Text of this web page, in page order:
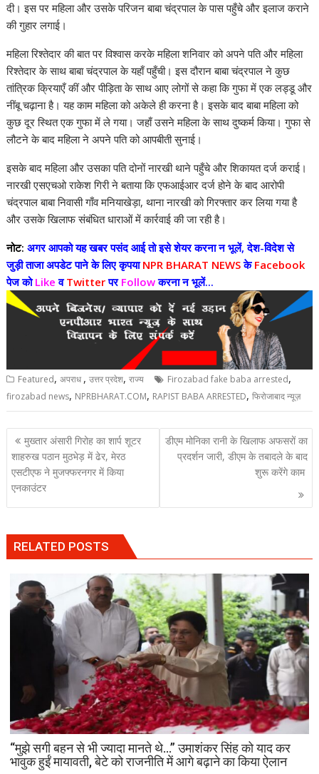
दी। इस पर महिला और उसके परिजन बाबा चंद्रपाल के पास पहुँचे और इलाज कराने
की गुहार लगाई।
महिला रिश्तेदार की बात पर विश्वास करके महिला शनिवार को अपने पति और महिला
रिश्तेदार के साथ बाबा चंद्रपाल के यहाँ पहुँची। इस दौरान बाबा चंद्रपाल ने कुछ
तांत्रिक क्रियाएँ कीं और पीड़िता के साथ आए लोगों से कहा कि गुफा में एक लड्डू और
नींबू चढ़ाना है। यह काम महिला को अकेले ही करना है। इसके बाद बाबा महिला को
कुछ दूर स्थित एक गुफा में ले गया। जहाँ उसने महिला के साथ दुष्कर्म किया। गुफा से
लौटने के बाद महिला ने अपने पति को आपबीती सुनाई।
इसके बाद महिला और उसका पति दोनों नारखी थाने पहुँचे और शिकायत दर्ज कराई।
नारखी एसएचओ राकेश गिरी ने बताया कि एफआईआर दर्ज होने के बाद आरोपी
चंद्रपाल बाबा निवासी गाँव मनियाखेड़ा, थाना नारखी को गिरफ्तार कर लिया गया है
और उसके खिलाफ संबंधित धाराओं में कार्रवाई की जा रही है।
नोट: अगर आपको यह खबर पसंद आई तो इसे शेयर करना न भूलें, देश-विदेश से
जुड़ी ताजा अपडेट पाने के लिए कृपयाNPR BHARAT NEWSके Facebook
पेज कोLike वTwitterपर Followकरना न भूलें...
Featured,अपराध ,उत्तर प्रदेश,राज्य Firozabad fake baba arrested,
firozabad news, NPRBHARAT.COM, RAPIST BABA ARRESTED,फिरोजाबाद न्यूज़
Post
navigation
मुख्तार अंसारी गिरोह का शार्प शूटर
शाहरुख पठान मुठभेड़ में ढेर, मेरठ
एसटीएफ ने मुजफ्फरनगर में किया
एनकाउंटर
डीएम मोनिका रानी के खिलाफ अफसरों का
प्रदर्शन जारी, डीएम के तबादले के बाद
शुरू करेंगे काम
RELATED POSTS
“मुझे सगी बहन से भी ज्यादा मानते थे…” उमाशंकर सिंह को याद कर
भावुक हुईं मायावती, बेटे को राजनीति में आगे बढ़ाने का किया ऐलान